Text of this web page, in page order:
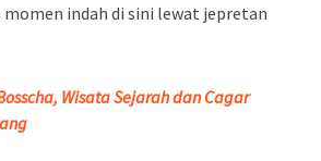
indah di sini lewat jepretan
Wisata Sejarah dan Cagar